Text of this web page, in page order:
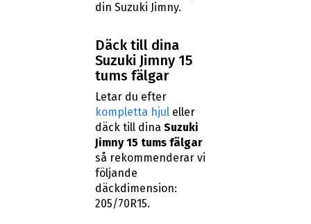
din Suzuki Jimny.
Däck till dina
Suzuki Jimny 15
tums fälgar
Letar du efter
kompletta hjul eller
däck till dinaSuzuki
Jimny 15 tums fälgar
så rekommenderar vi
följande
däckdimension:
205/70R15.